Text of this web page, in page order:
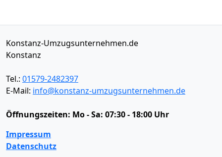
Konstanz-Umzugsunternehmen.de
Konstanz
Tel.: 01579-2482397
E-Mail: info@konstanz-umzugsunternehmen.de
Öffnungszeiten: Mo - Sa: 07:30 - 18:00 Uhr
Impressum
Datenschutz